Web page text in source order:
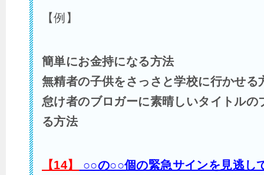
【例】
簡単にお金持になる方法
無精者の子供をさっさと学校に行かせる
怠け者のブロガーに素晴しいタイトルの
る方法
【14】
○○の○○個の緊急サインを見逃し